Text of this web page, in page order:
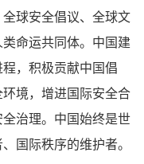
球安全倡议、全球文
命运共同体。中国建
，积极贡献中国倡
境，增进国际安全合
治理。中国始终是世
国际秩序的维护者。